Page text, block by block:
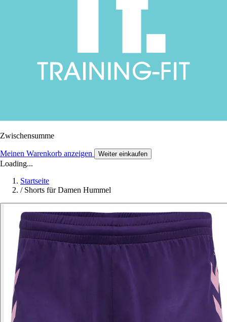
Zwischensumme
Meinen Warenkorb anzeigen Weiter einkaufen
Loading...
Startseite
/ Shorts für Damen Hummel